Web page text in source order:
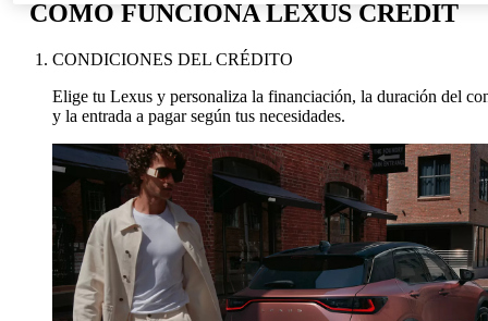
CÓMO FUNCIONA LEXUS CREDIT
CONDICIONES DEL CRÉDITO
Elige tu Lexus y personaliza la financiación, la duración del
y la entrada a pagar según tus necesidades.